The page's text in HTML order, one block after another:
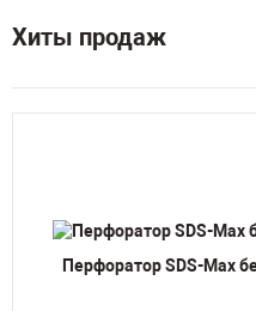
Хиты продаж
Перфоратор SDS-Max